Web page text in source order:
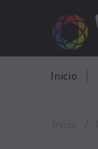
Inicio